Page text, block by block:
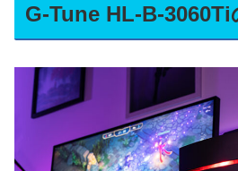
G-Tune HL-B-3060Ti